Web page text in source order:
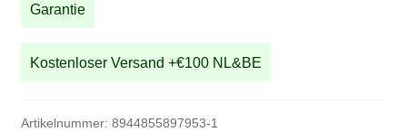
Garantie
Kostenloser Versand +€100 NL&BE
Artikelnummer: 8944855897953-1